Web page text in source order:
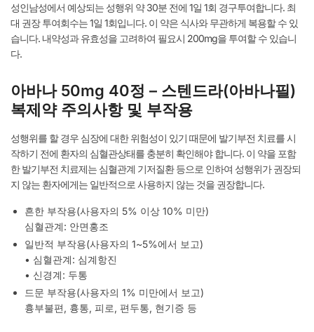
성인남성에서 예상되는 성행위 약 30분 전에 1일 1회 경구투여합니다. 최
대 권장 투여회수는 1일 1회입니다. 이 약은 식사와 무관하게 복용할 수 있
습니다. 내약성과 유효성을 고려하여 필요시 200mg을 투여할 수 있습니
다.
아바나 50mg 40정 – 스텐드라(아바나필)
복제약 주의사항 및 부작용
성행위를 할 경우 심장에 대한 위험성이 있기 때문에 발기부전 치료를 시
작하기 전에 환자의 심혈관상태를 충분히 확인해야 합니다. 이 약을 포함
한 발기부전 치료제는 심혈관계 기저질환 등으로 인하여 성행위가 권장되
지 않는 환자에게는 일반적으로 사용하지 않는 것을 권장합니다.
흔한 부작용(사용자의 5% 이상 10% 미만)
심혈관계: 안면홍조
일반적 부작용(사용자의 1~5%에서 보고)
• 심혈관계: 심계항진
• 신경계: 두통
드문 부작용(사용자의 1% 미만에서 보고)
흉부불편, 흉통, 피로, 편두통, 현기증 등